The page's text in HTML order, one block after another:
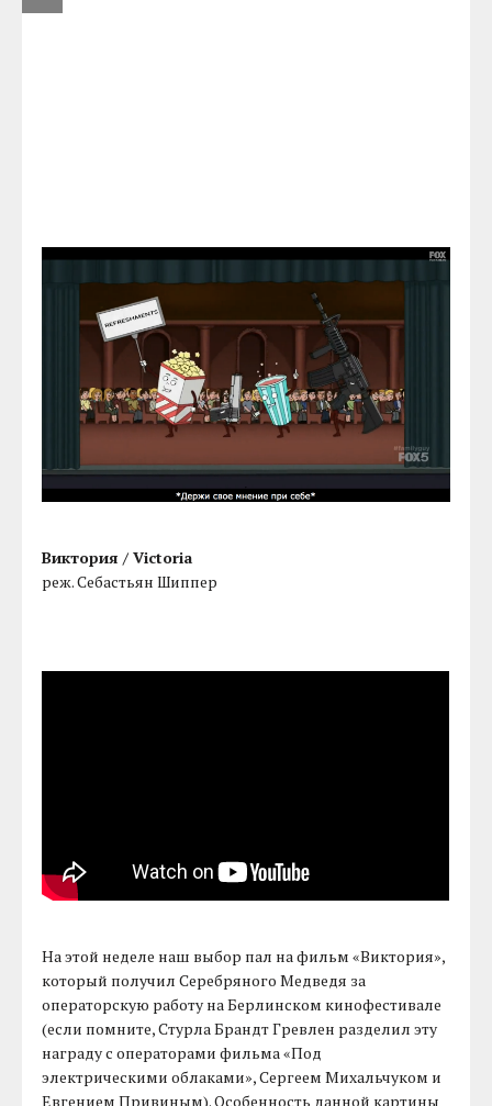
Виктория / Victoria
реж. Себастьян Шиппер
На этой неделе наш выбор пал на фильм «Виктория»,
который получил Серебряного Медведя за
операторскую работу на Берлинском кинофестивале
(если помните, Стурла Брандт Гревлен разделил эту
награду с операторами фильма «Под
электрическими облаками», Сергеем Михальчуком и
Евгением Привиным). Особенность данной картины